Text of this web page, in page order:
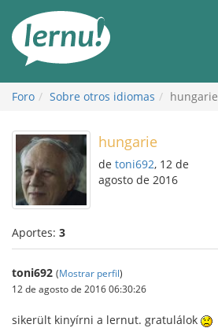
Foro Sobre otros idiomas hungarie
hungarie
de toni692, 12 de
agosto de 2016
Aportes: 3
toni692 (Mostrar perfil)
12 de agosto de 2016 06:30:26
sikerült kinyírni a lernut. gratulálok